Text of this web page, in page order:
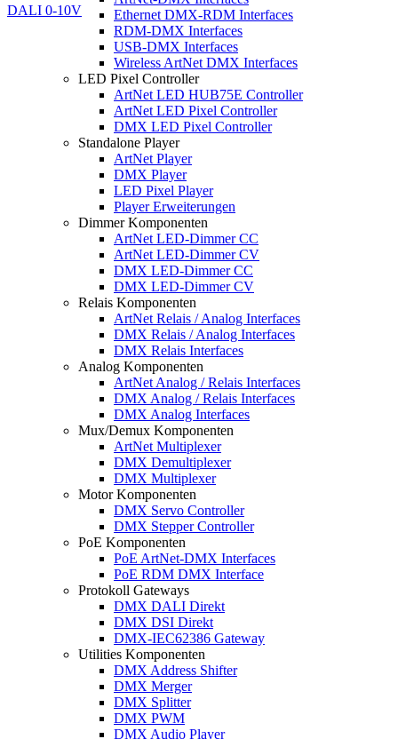
Ethernet DMX-RDM Interfaces
RDM-DMX Interfaces
USB-DMX Interfaces
Wireless ArtNet DMX Interfaces
LED Pixel Controller
ArtNet LED HUB75E Controller
ArtNet LED Pixel Controller
DMX LED Pixel Controller
Standalone Player
ArtNet Player
DMX Player
LED Pixel Player
Player Erweiterungen
Dimmer Komponenten
ArtNet LED-Dimmer CC
ArtNet LED-Dimmer CV
DMX LED-Dimmer CC
DMX LED-Dimmer CV
Relais Komponenten
ArtNet Relais / Analog Interfaces
DMX Relais / Analog Interfaces
DMX Relais Interfaces
Analog Komponenten
ArtNet Analog / Relais Interfaces
DMX Analog / Relais Interfaces
DMX Analog Interfaces
Mux/Demux Komponenten
ArtNet Multiplexer
DMX Demultiplexer
DMX Multiplexer
Motor Komponenten
DMX Servo Controller
DMX Stepper Controller
PoE Komponenten
PoE ArtNet-DMX Interfaces
PoE RDM DMX Interface
Protokoll Gateways
DMX DALI Direkt
DMX DSI Direkt
DMX-IEC62386 Gateway
Utilities Komponenten
DMX Address Shifter
DMX Merger
DMX Splitter
DMX PWM
DMX Audio Player